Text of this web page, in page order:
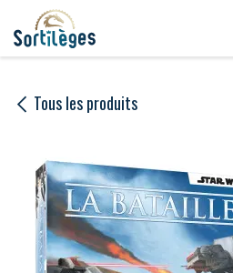
Se rendre au contenu
Tous les produits